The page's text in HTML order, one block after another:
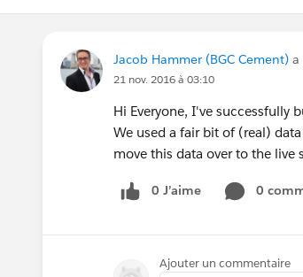
Jacob Hammer (BGC Cement) a
21 nov. 2016 à 03:10
Hi Everyone, I've successfully
We used a fair bit of (real)
move this data over to the live
0 J’aime 0
Ajouter un commentaire